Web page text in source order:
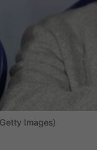
Images)